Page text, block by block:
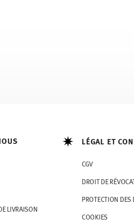
LIVRAISON
LÉGAL ET
CGV
DROIT DE
PROTECTION DES
COOKIES